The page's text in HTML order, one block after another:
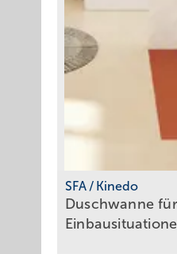
SFA / Kinedo
Duschwanne